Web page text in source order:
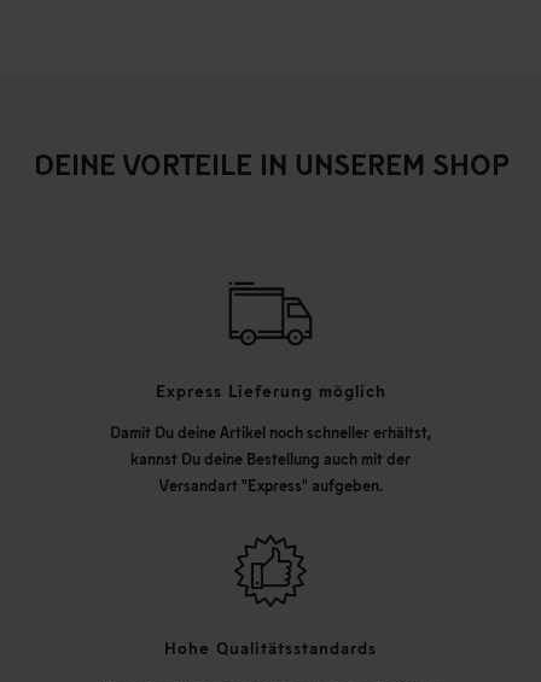
DEINE VORTEILE IN UNSEREM SHOP
Express Lieferung möglich
Damit Du deine Artikel noch schneller erhältst,
kannst Du deine Bestellung auch mit der
Versandart "Express" aufgeben.
Hohe Qualitätsstandards